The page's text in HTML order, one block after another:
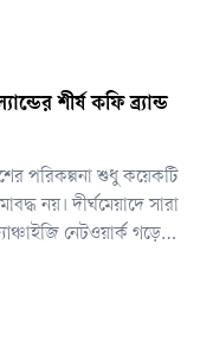
শীর্ষ কফি ব্র্যান্ড
পরিকল্পনা শুধু কয়েকটি
নয়। দীর্ঘমেয়াদে সারা
নেটওয়ার্ক গড়ে
যুক্ত হওয়ার সুযোগ